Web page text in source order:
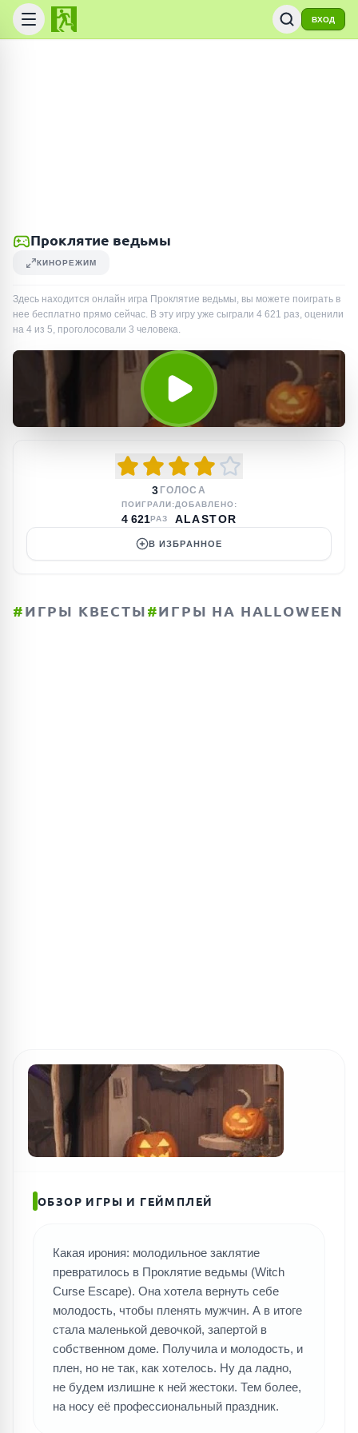
ВХОД
Проклятие ведьмы
КИНОРЕЖИМ
Здесь находится онлайн игра Проклятие ведьмы, вы можете поиграть в
нее бесплатно прямо сейчас. В эту игру уже сыграли 4 621 раз, оценили
на 4 из 5, проголосовали 3 человека.
3 ГОЛОСА
ПОИГРАЛИ:
4 621РАЗ
ДОБАВЛЕНО:
ALASTOR
В ИЗБРАННОЕ
#ИГРЫ КВЕСТЫ#ИГРЫ НА HALLOWEEN
ОБЗОР ИГРЫ И ГЕЙМПЛЕЙ
Какая ирония: молодильное заклятие
превратилось в Проклятие ведьмы (Witch
Curse Escape). Она хотела вернуть себе
молодость, чтобы пленять мужчин. А в итоге
стала маленькой девочкой, запертой в
собственном доме. Получила и молодость, и
плен, но не так, как хотелось. Ну да ладно,
не будем излишне к ней жестоки. Тем более,
на носу её профессиональный праздник.